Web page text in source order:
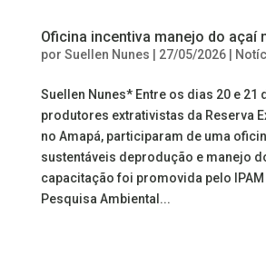
Oficina incentiva manejo do açaí
por Suellen Nunes 27/05/2026|
Suellen Nunes* Entre os dias 20 e 21
produtores extrativistas da Reserva
no Amapá, participaram de uma
sustentáveis deprodução e manejo
capacitação foi promovida pelo
Pesquisa Ambiental...